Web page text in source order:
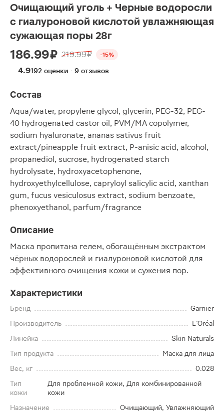
Очищающий уголь + Черные водоросли
с гиалуроновой кислотой увлажняющая
сужающая поры 28г
186.99 ₽ 219.99 ₽ -15%
4.9192 оценки · 9 отзывов
Состав
Aqua/water, propylene glycol, glycerin, PEG-32, PEG-
40 hydrogenated castor oil, PVM/MA copolymer,
sodium hyaluronate, ananas sativus fruit
extract/pineapple fruit extract, P-anisic acid, alcohol,
propanediol, sucrose, hydrogenated starch
hydrolysate, hydroxyacetophenone,
hydroxyethylcellulose, capryloyl salicylic acid, xanthan
gum, fucus vesiculosus extract, sodium benzoate,
phenoxyethanol, parfum/fragrance
Описание
Маска пропитана гелем, обогащённым экстрактом
чёрных водорослей и гиалуроновой кислотой для
эффективного очищения кожи и сужения пор.
Характеристики
Бренд
Garnier
Производитель
L’Oréal
Линейка
Skin Naturals
Тип продукта
Маска для лица
Вес, кг
0.028
Тип
кожи
Для проблемной кожи, Для комбинированной
кожи
Назначение
Очищающий, Увлажняющий